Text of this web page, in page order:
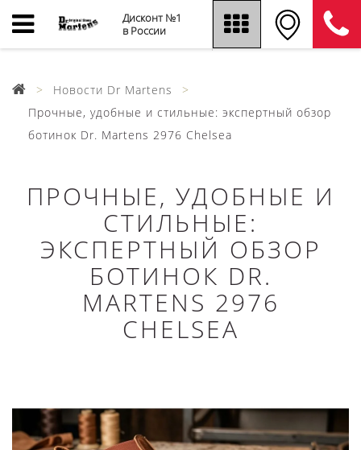
Дисконт №1
в России
Новости Dr Martens
Прочные, удобные и стильные: экспертный обзор
ботинок Dr. Martens 2976 Chelsea
ПРОЧНЫЕ, УДОБНЫЕ И
СТИЛЬНЫЕ:
ЭКСПЕРТНЫЙ ОБЗОР
БОТИНОК DR.
MARTENS 2976
CHELSEA